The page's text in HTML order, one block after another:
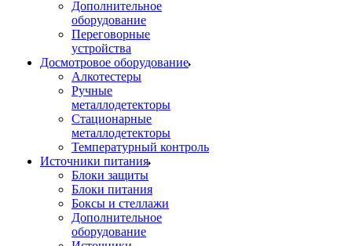
Дополнительное
оборудование
Переговорные
устройства
Досмотровое оборудование
Алкотестеры
Ручные
металлодетекторы
Стационарные
металлодетекторы
Температурный контроль
Источники питания
Блоки защиты
Блоки питания
Боксы и стеллажи
Дополнительное
оборудование